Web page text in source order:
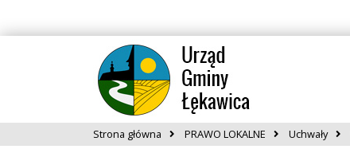
Strona główna PRAWO LOKALNE Uchwały